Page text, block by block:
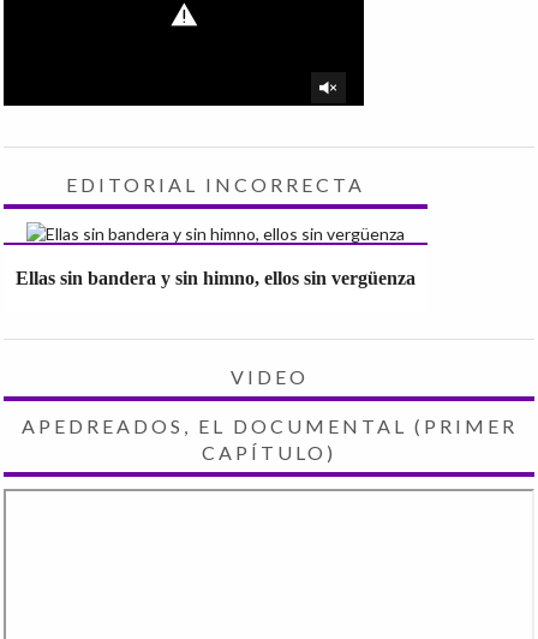
EDITORIAL INCORRECTA
Ellas sin bandera y sin himno, ellos sin vergüenza
VIDEO
APEDREADOS, EL DOCUMENTAL (PRIMER
CAPÍTULO)